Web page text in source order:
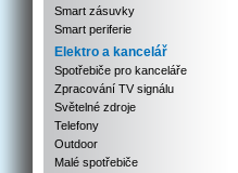
Smart zásuvky
Smart periferie
Elektro a kancelář
Spotřebiče pro kanceláře
Zpracování TV signálu
Světelné zdroje
Telefony
Outdoor
Malé spotřebiče